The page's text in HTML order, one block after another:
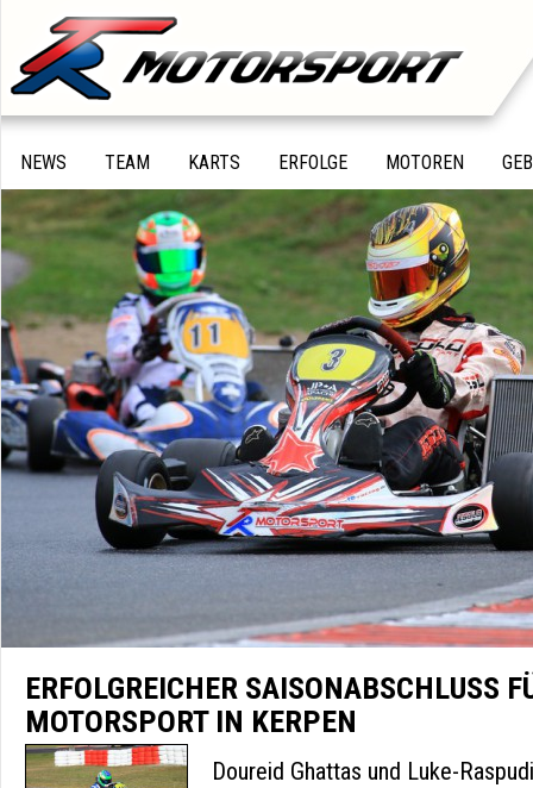
NEWS TEAM KARTS ERFOLGE MOTOREN
ERFOLGREICHER SAISONABSCHLUSS
MOTORSPORT IN KERPEN
Doureid Ghattas und Luke-